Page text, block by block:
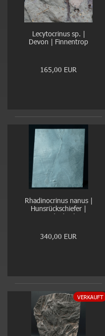
Lecytocrinus sp. |
Devon | Finnentrop
165,00 EUR
Rhadinocrinus nanus |
Hunsrückschiefer |
Bundenbach
340,00 EUR
VERKAUFT